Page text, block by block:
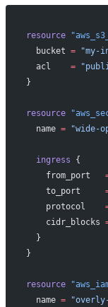
resource
  bucket
= "my-
  acl
    =
}
resource
  name
= "wide-
  ingress
{
    from_port
    to_port
    protocol
    cidr_blocks
  }
}
resource
  name
= "overly-